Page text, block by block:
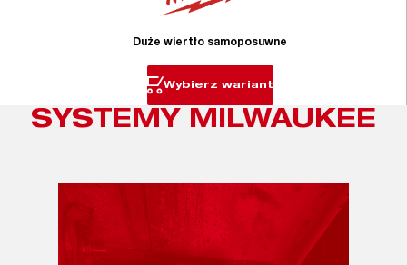
Duże wiertło samoposuwne
Wybierz wariant
SYSTEMY MILWAUKEE